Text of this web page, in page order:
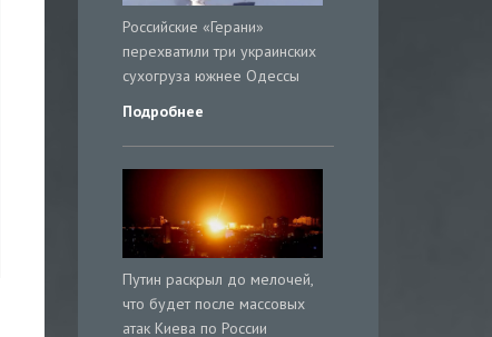
Российские «Герани»
перехватили три украинских
сухогруза южнее Одессы
Подробнее
Путин раскрыл до мелочей,
что будет после массовых
атак Киева по России